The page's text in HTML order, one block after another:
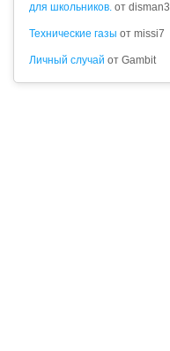
для школьников. от disman3
Технические газы от missi7
Личный случай от Gambit